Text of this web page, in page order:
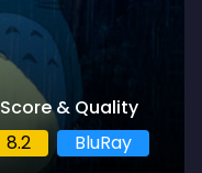
Score & Quality
8.2
BluRay